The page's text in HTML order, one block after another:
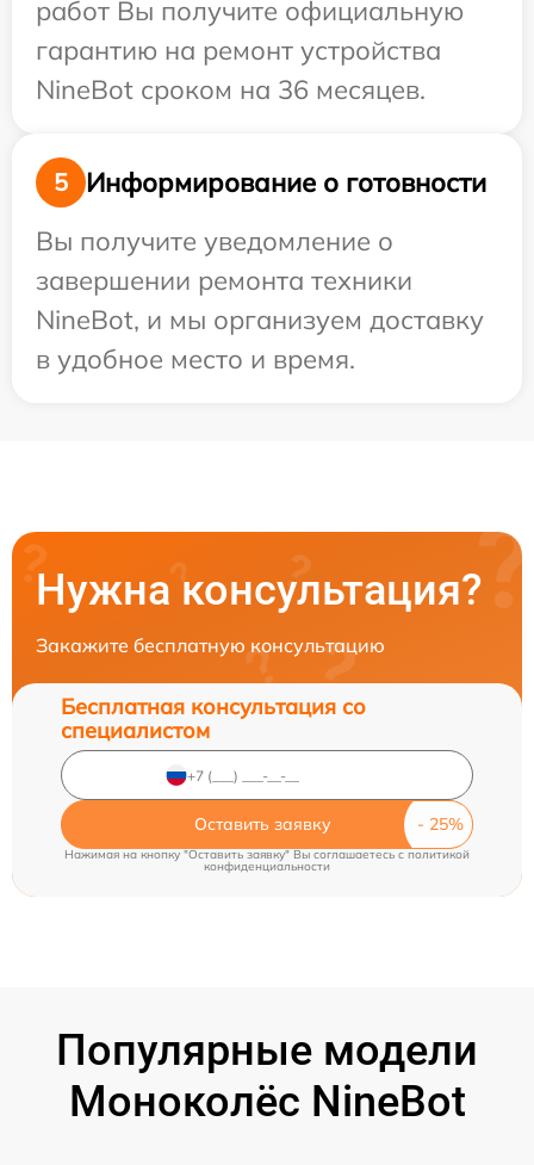
работ Вы получите официальную
гарантию на ремонт устройства
NineBot сроком на 36 месяцев.
5
Информирование о готовности
Вы получите уведомление о
завершении ремонта техники
NineBot, и мы организуем доставку
в удобное место и время.
Нужна консультация?
Закажите бесплатную консультацию
Бесплатная консультация со
специалистом
Оставить заявку
Нажимая на кнопку "Оставить заявку" Вы соглашаетесь c политикой
конфиденциальности
Популярные модели
Моноколёс NineBot